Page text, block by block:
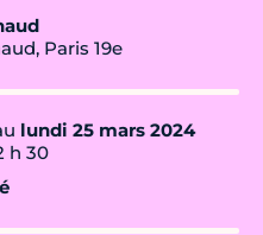
Paris 19e
lundi 25 mars 2024
h 30